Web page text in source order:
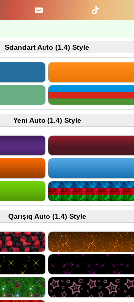
Sdandart Auto (1.4) Style
Yeni Auto (1.4) Style
Qarışıq Auto (1.4) Style